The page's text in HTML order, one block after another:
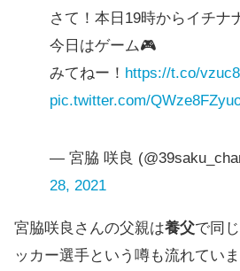
さて！本日19時からイチナ
今日はゲーム🎮
みてねー！ https://t.co/
pic.twitter.com/
— 宮脇 咲良
28, 2021
宮脇咲良さんの父親は養父で同
ッカー選手という噂も流れていま